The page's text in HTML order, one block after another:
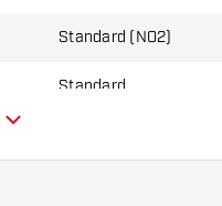
Standard (NO2)
Standard